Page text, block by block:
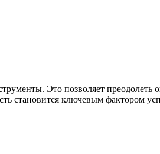
Это позволяет преодолеть
становится ключевым фактором